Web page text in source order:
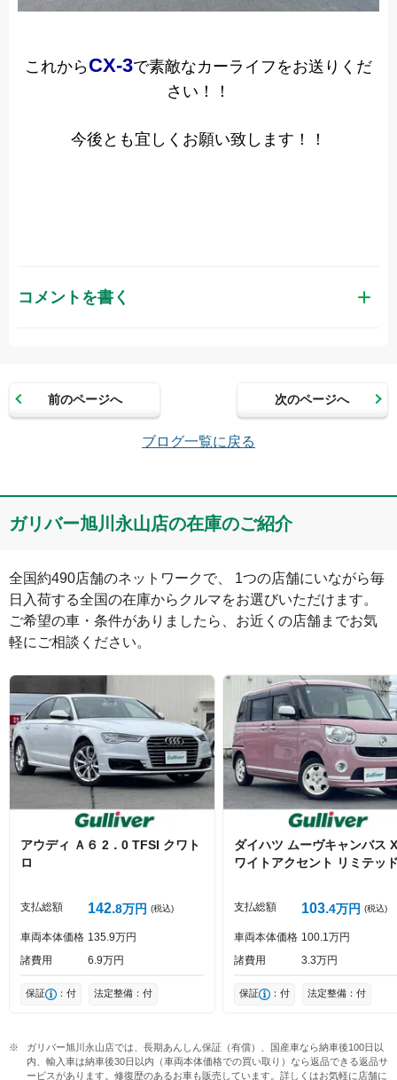
これからCX-3で素敵なカーライフをお送りくだ
さい！！
今後とも宜しくお願い致します！！
コメントを書く
メールアドレス（半角英数）
コメント
絵文字は投稿時に削除します 0文字/140文字
Captcha
前のページへ 次のページへ
ブログ一覧に戻る
ガリバー旭川永山店の在庫のご紹介
全国約490店舗のネットワークで、 1つの店舗にいながら毎
日入荷する全国の在庫からクルマをお選びいただけます。
ご希望の車・条件がありましたら、お近くの店舗までお気
軽にご相談ください。
アウディ Ａ６ 2．0 TFSI クワト
ロ
支払総額 142 8万円 (税込)
車両本体価格 135 9万円
諸費用
6 9万円
保証 ：付 法定整備：付
ダイハツ ムーヴキャンバス
ワイトアクセント リミテッ
支払総額 103 4万円 (税込)
車両本体価格 100 1万円
諸費用
3 3万円
保証 ：付 法定整備：付
ガリバー旭川永山店では、長期あんしん保証（有償）、国産車なら納車後100日以
内、輸入車は納車後30日以内（車両本体価格での買い取り）なら返品できる返品サ
ービスがあります。修復歴のあるお車も販売しています。詳しくはお気軽に店舗に